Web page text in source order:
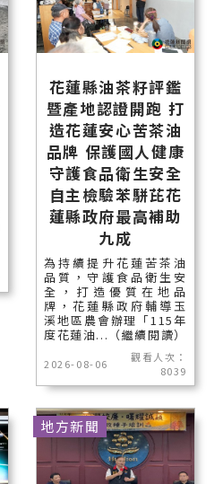
花蓮縣油茶籽評鑑
暨產地認證開跑 打
造花蓮安心苦茶油
品牌 保護國人健康
守護食品衛生安全
自主檢驗苯駢芘花
蓮縣政府最高補助
九成
為持續提升花蓮苦茶油
品質，守護食品衛生安
全，打造優質在地品
牌，花蓮縣政府輔導玉
溪地區農會辦理「115年
度花蓮油...（繼續閱讀）
2026-08-06
觀看人次：
8039
地方新聞